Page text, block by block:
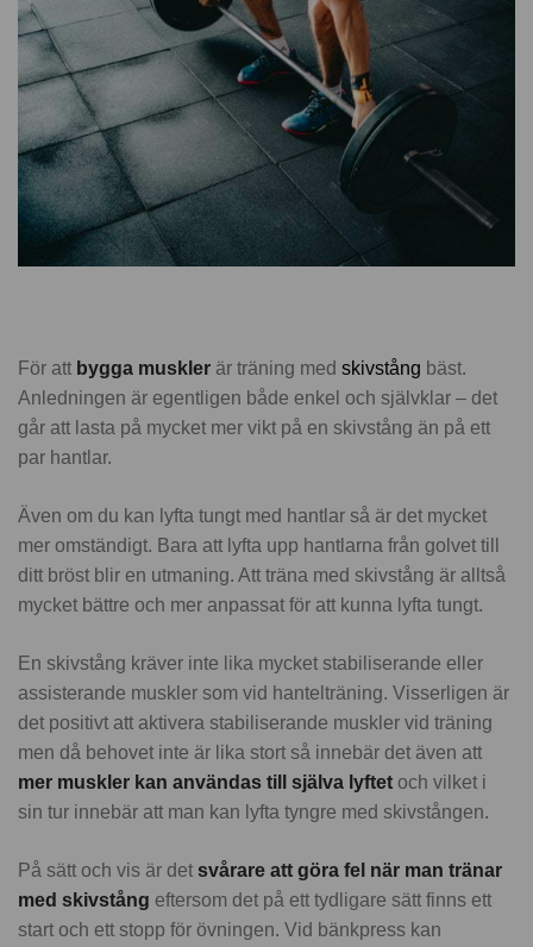
För att bygga muskler är träning med skivstång bäst.
Anledningen är egentligen både enkel och självklar – det
går att lasta på mycket mer vikt på en skivstång än på ett
par hantlar.
Även om du kan lyfta tungt med hantlar så är det mycket
mer omständigt. Bara att lyfta upp hantlarna från golvet till
ditt bröst blir en utmaning. Att träna med skivstång är alltså
mycket bättre och mer anpassat för att kunna lyfta tungt.
En skivstång kräver inte lika mycket stabiliserande eller
assisterande muskler som vid hantelträning. Visserligen är
det positivt att aktivera stabiliserande muskler vid träning
men då behovet inte är lika stort så innebär det även att
mer muskler kan användas till själva lyftet och vilket i
sin tur innebär att man kan lyfta tyngre med skivstången.
På sätt och vis är det svårare att göra fel när man tränar
med skivstång eftersom det på ett tydligare sätt finns ett
start och ett stopp för övningen. Vid bänkpress kan